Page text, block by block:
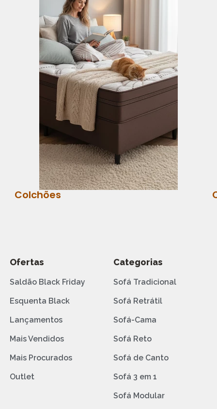
Colchões
Ofertas
Saldão Black Friday
Esquenta Black
Lançamentos
Mais Vendidos
Mais Procurados
Outlet
Categorias
Sofá Tradicional
Sofá Retrátil
Sofá-Cama
Sofá Reto
Sofá de Canto
Sofá 3 em 1
Sofá Modular